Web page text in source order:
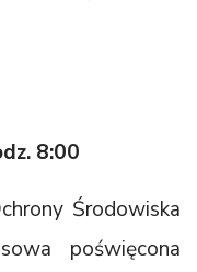
8:00
Środowiska
poświęcona